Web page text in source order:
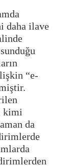
daha ilave
“e-
kimi
da